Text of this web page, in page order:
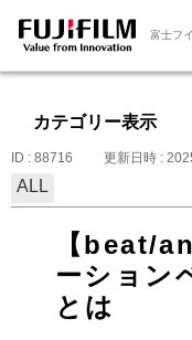
富士フ
カテゴリー表示
ID : 88716 更新日時 :
ALL
【beat/
ーション
とは